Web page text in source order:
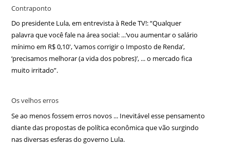
Contraponto
Do presidente Lula, em entrevista à Rede TV!: “Qualquer
palavra que você fale na área social: ...‘vou aumentar o salário
mínimo em R$ 0,10′, ‘vamos corrigir o Imposto de Renda’,
‘precisamos melhorar (a vida dos pobres)’, ... o mercado fica
muito irritado”.
Os velhos erros
Se ao menos fossem erros novos ... Inevitável esse pensamento
diante das propostas de política econômica que vão surgindo
nas diversas esferas do governo Lula.